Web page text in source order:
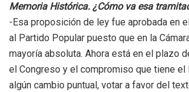
Memoria Histórica. ¿Cómo va esa
-Esa proposición de ley fue aprobada en
al Partido Popular puesto que en la
mayoría absoluta. Ahora está en el plazo
el Congreso y el compromiso que tiene el
algún cambio puntual, votar a favor del